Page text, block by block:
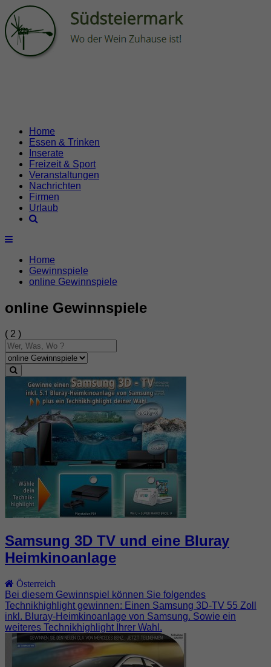
Home
Essen & Trinken
Inserate
Freizeit & Sport
Veranstaltungen
Nachrichten
Firmen
Urlaub
Home
Gewinnspiele
online Gewinnspiele
online Gewinnspiele
( 2 )
Samsung 3D TV und eine Bluray
Heimkinoanlage
Österreich
Bei diesem Gewinnspiel können Sie folgendes
Technikhighlight gewinnen: Einen Samsung 3D-TV 55 Zoll
inkl. Bluray-Heimkinoanlage von Samsung. Sowie ein
weiteres Technikhighlight Ihrer Wahl.